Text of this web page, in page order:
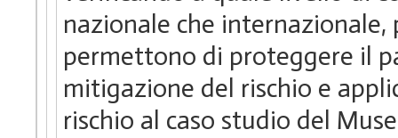
nazionale che internazionale,
permettono di proteggere il
mitigazione del rischio e
rischio al caso studio del